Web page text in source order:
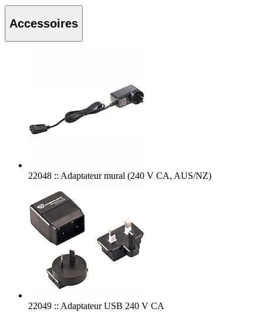
Accessoires
22048 :: Adaptateur mural (240 V CA, AUS/NZ)
22049 :: Adaptateur USB 240 V CA